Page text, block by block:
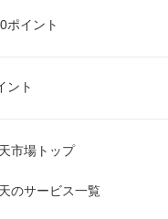
ポイント
ント
市場トップ
のサービス一覧